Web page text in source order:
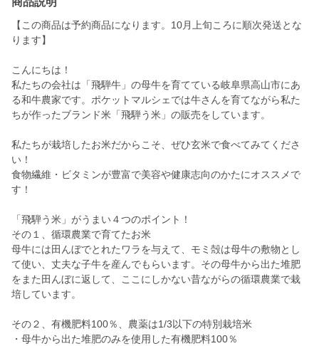
【この商品は予約商品になります。10月上旬ころに順次発送とな
ります】
こんにちは！
私たちの会社は「飛騨牛」の母牛を育てている岐阜県高山市にあ
る和牛農家です。ポケットマルシェでは牛さんを育てながら私た
ちが作ったブランド米「飛騨う米」の販売をしています。
私たちが栽培したお米だからこそ、ぜひ玄米で食べてみてくださ
い！
食物繊維・ビタミンが豊富で美容や健康志向のかたにオススメで
す！
「飛騨う米」がうまい４つのポイント！
その１、循環農業で育てたお米
母牛には田んぼでとれたワラを与えて、モミ殻は母牛の敷物とし
て使い、丈夫な子牛を産んでもらいます。その母牛から出た堆肥
をまた田んぼに返して、ここにしかない昔ながらの循環農業で栽
培しています。
その２、有機肥料100％、農薬は1/3以下の特別栽培米
・母牛から出た堆肥のみを使用した有機肥料100％